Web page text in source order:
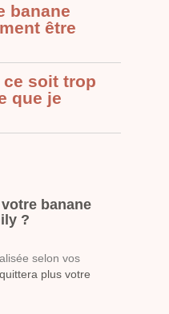
banane
être
ce soit trop
que je
banane
?
selon vos
plus votre